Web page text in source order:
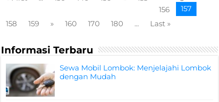
156
157
158
159 » 160 170 180 ... Last »
Informasi Terbaru
Sewa Mobil Lombok: Menjelajahi Lombok
dengan Mudah